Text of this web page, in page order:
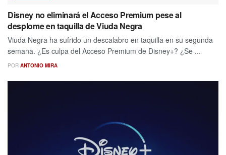
Disney no eliminará el Acceso Premium pese al
desplome en taquilla de Viuda Negra
Viuda Negra ha sufrido un descalabro en taquilla en su segunda
semana. ¿Es culpa del Acceso Premium de Disney+? ¿Se ...
POR ANTONIO MIRA